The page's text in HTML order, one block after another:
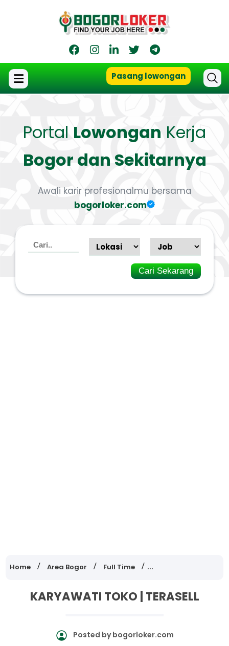
Pasang lowongan
Portal Lowongan Kerja
Bogor dan Sekitarnya
Awali karir profesionalmu bersama
bogorloker.com
Cari Sekarang
Home Area Bogor Full Time Lowongan Kerja
KARYAWATI TOKO | TERASELL
Posted bybogorloker.com